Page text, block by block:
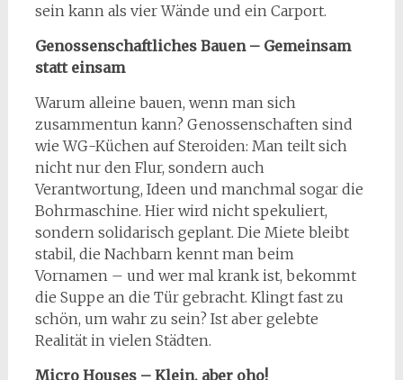
sein kann als vier Wände und ein Carport.
Genossenschaftliches Bauen – Gemeinsam
statt einsam
Warum alleine bauen, wenn man sich
zusammentun kann? Genossenschaften sind
wie WG-Küchen auf Steroiden: Man teilt sich
nicht nur den Flur, sondern auch
Verantwortung, Ideen und manchmal sogar die
Bohrmaschine. Hier wird nicht spekuliert,
sondern solidarisch geplant. Die Miete bleibt
stabil, die Nachbarn kennt man beim
Vornamen – und wer mal krank ist, bekommt
die Suppe an die Tür gebracht. Klingt fast zu
schön, um wahr zu sein? Ist aber gelebte
Realität in vielen Städten.
Micro Houses – Klein, aber oho!